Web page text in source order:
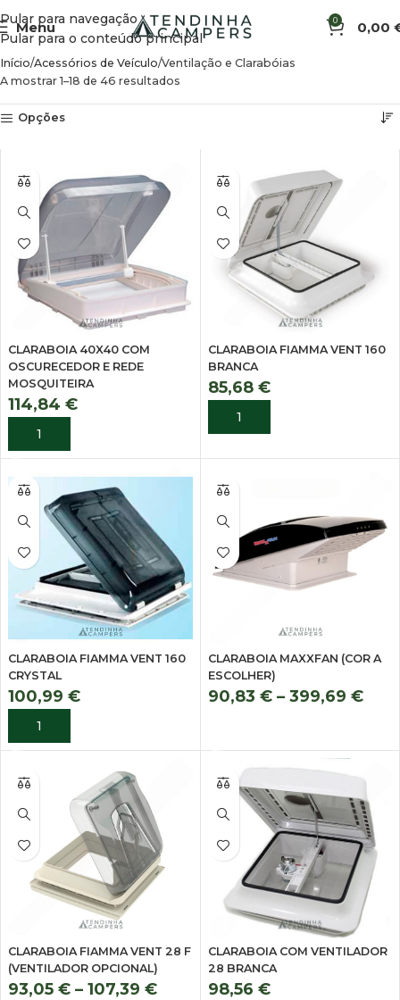
Pular para navegação
Pular para o conteúdo principal
Menu 0 0,00
Início Acessórios de Veículo Ventilação e Clarabóias
A mostrar 1–18 de 46 resultados
Opções
CLARABOIA 40X40 COM
OSCURECEDOR E REDE
MOSQUITEIRA
114,84 €
ADICIONAR
CLARABOIA FIAMMA VENT 160
BRANCA
85,68 €
ADICIONAR
CLARABOIA FIAMMA VENT 160
CRYSTAL
100,99 €
ADICIONAR
CLARABOIA MAXXFAN (COR A
ESCOLHER)
90,83 € – 399,69 €
CLARABOIA FIAMMA VENT 28 F
(VENTILADOR OPCIONAL)
93,05 € – 107,39 €
CLARABOIA COM VENTILADOR
28 BRANCA
98,56 €